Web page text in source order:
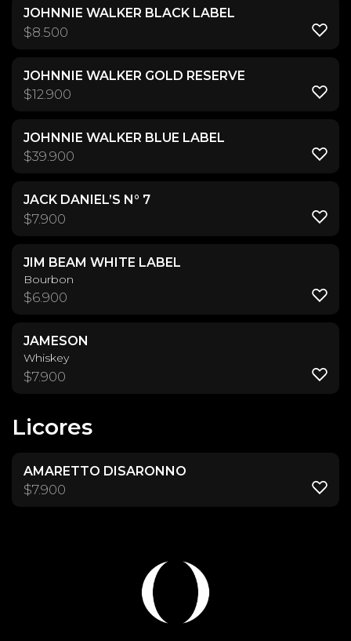
JOHNNIE WALKER BLACK LABEL
$8.500
JOHNNIE WALKER GOLD RESERVE
$12.900
JOHNNIE WALKER BLUE LABEL
$39.900
JACK DANIEL’S N° 7
$7.900
JIM BEAM WHITE LABEL
Bourbon
$6.900
JAMESON
Whiskey
$7.900
Licores
AMARETTO DISARONNO
$7.900